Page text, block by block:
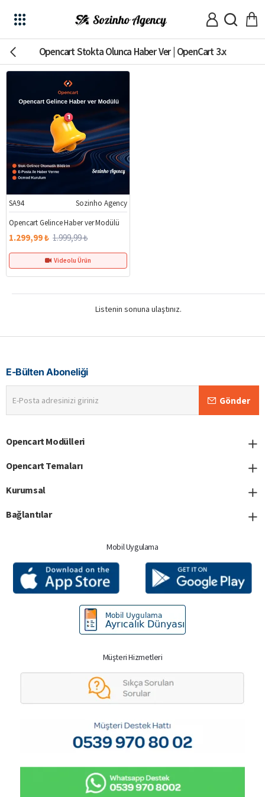
Opencart Stokta Olunca Haber Ver | OpenCart 3.x
%35
SA94
Sozinho Agency
Opencart Gelince Haber ver Modülü
1.299,99 ₺ 1.999,99 ₺
Videolu Ürün
Listenin sonuna ulaştınız.
E-Bülten Aboneliği
Posta
adresinizi
Gönder
Opencart Modülleri
Opencart Temaları
Kurumsal
Bağlantılar
Mobil Uygulama
Müşteri Hizmetleri